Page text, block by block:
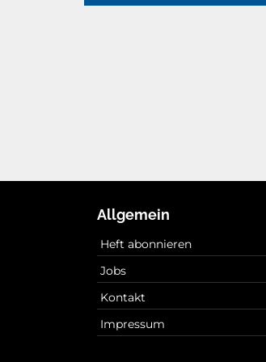
Allgemein
Heft abonnieren
Jobs
Kontakt
Impressum